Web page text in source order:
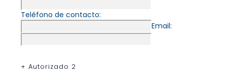
Teléfono de contacto:
Email:
+ Autorizado 2